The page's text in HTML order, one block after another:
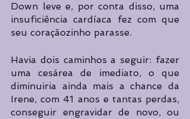
Down leve e, por conta disso, uma
insuficiência cardíaca fez com que
seu coraçãozinho parasse.
Havia dois caminhos a seguir: fazer
uma cesárea de imediato, o que
diminuiria ainda mais a chance da
Irene, com 41 anos e tantas perdas,
conseguir engravidar de novo, ou